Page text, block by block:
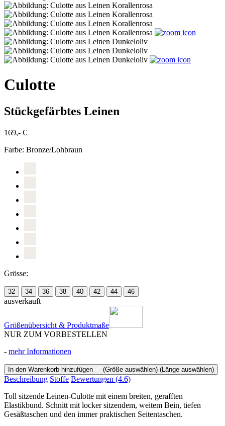
Culotte
Stückgefärbtes Leinen
169,- €
Farbe: Bronze/Lohbraun
Grösse:
32 34 36 38 40 42 44 46
ausverkauft
Größenübersicht & Produktmaße
NUR ZUM VORBESTELLEN
- mehr Informationen
In den Warenkorb hinzufügen (Größe auswählen) (Länge auswählen)
Beschreibung Stoffe Bewertungen (4.6)
Toll sitzende Leinen-Culotte mit einem breiten, gerafften
Elastikbund. Schnitt mit locker sitzendem, weitem Bein, tiefen
Gesäßtaschen und den immer praktischen Seitentaschen.